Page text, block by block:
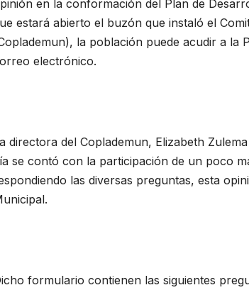
en la conformación del Plan de
estará abierto el buzón que instaló el
la población puede acudir a la
electrónico.
directora del Coplademun, Elizabeth
se contó con la participación de un poco
las diversas preguntas, esta
formulario contienen las siguientes